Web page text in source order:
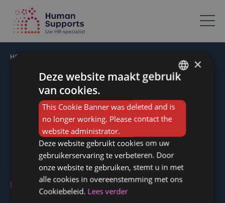
Votre spécialiste en ressources humaines dans l’Horeca
HOME
Bedankt !
We nemen zo snel mogelijk contact met u op.
Functiebeschrijvingen Horeca
DUTCH
×
Deze website maakt gebruik
van cookies.
This Cookie Banner was deleted and is
no longer working. Please contact the
website administrator.
Deze website gebruikt cookies om uw
gebruikerservaring te verbeteren. Door
onze website te gebruiken, stemt u in met
alle cookies in overeenstemming met ons
Cookiebeleid. Lees verder